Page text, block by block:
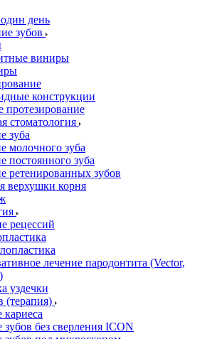
день
зубов
виниры
конструкции
протезирование
стоматология
зуба
молочного зуба
постоянного зуба
ретенированных зубов
верхушки корня
рецессий
лечение пародонтита (Vector,
уздечки
(терапия)
кариеса
зубов без сверления ICON